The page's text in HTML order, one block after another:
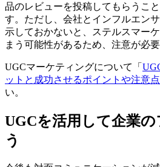
品のレビューを投稿してもらうこ
す。ただし、会社とインフルエン
示しておかないと、ステルスマー
まう可能性があるため、注意が必要
UGCマーケティングについて「
ットと成功させるポイントや注意
い。
UGCを活用して企業
う